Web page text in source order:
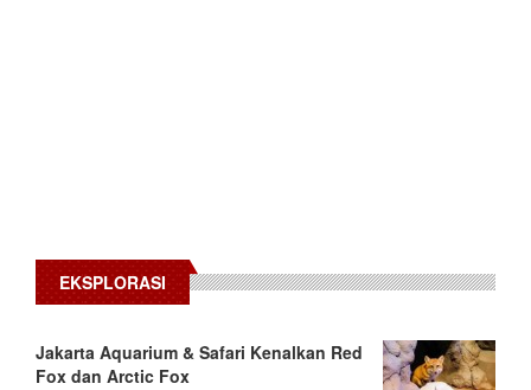
EKSPLORASI
Jakarta Aquarium & Safari Kenalkan Red
Fox dan Arctic Fox